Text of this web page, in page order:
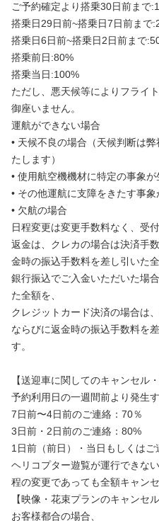
ご予約確定より搭乗30日前まで
搭乗日29日前~搭乗日7日前まで
搭乗日6日前~搭乗日2日前まで
搭乗前日:80%
搭乗当日:100%
ただし、悪天候等によりフライ
御座いません。
運航ができない場合
• 天候不良の場合（天候判断は
たします）
• 使用航空機機材に特定の事象が
• その他運航に支障をきたす事
• 欠航の場合
日程変更は変更手数料なく、受
返金は、クレカの場合は決済手
金時の振込手数料を差し引いた全
銀行振込でご入金いただいた場
た全額を、
クレジットカード決済の場合は
ならびに返金時の振込手数料を
す。
【送迎車に関してのキャンセル
予約利用日の一週間前より発生
7日前〜4日前のご連絡：70％
3日前・2日前のご連絡：80%
1日前（前日）・当日もしくは
ヘリコプター遊覧が運行できな
程の変更であっても全額キャン
【映像・花束プランのキャンセ
お客様都合の場合、